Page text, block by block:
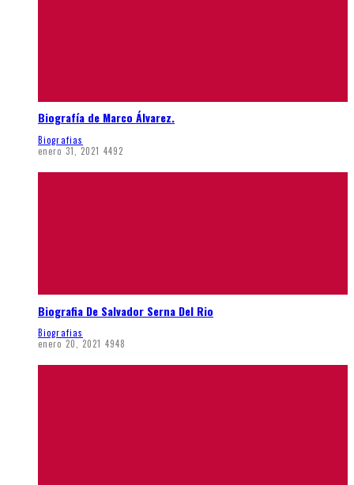
Biografía de Marco Álvarez.
Biografias
enero 31, 2021 4492
Biografia De Salvador Serna Del Rio
Biografias
enero 20, 2021 4948